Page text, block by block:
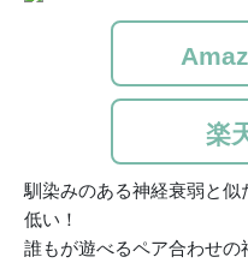
楽
馴染みのある神経衰弱と
低い！
誰もが遊べるペア合わせ